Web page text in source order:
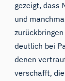
gezeigt, dass
und
deutlich bei
denen
verschafft,